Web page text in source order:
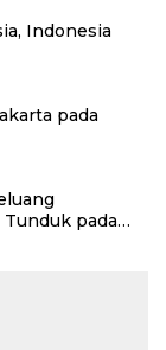
Indonesia
pada
pada